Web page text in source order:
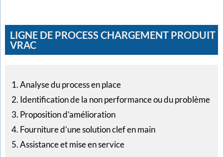
LIGNE DE PROCESS CHARGEMENT PRODUIT
VRAC
Analyse du process en place
Identification de la non performance ou du problème
Proposition d’amélioration
Fourniture d’une solution clef en main
Assistance et mise en service